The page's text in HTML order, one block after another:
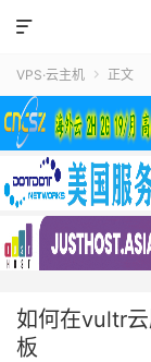

VPS·云主机  正文
如何在vultr
板